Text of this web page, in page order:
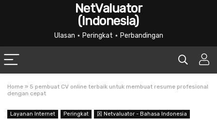
NetValuator
(Indonesia)
Ulasan ⋆ Peringkat ⋆ Perbandingan
Home » 5 pembuat CV online terbaik untuk membuat resume profesional
dengan cepat
Layanan Internet Peringkat 龱 Netvaluator - Bahasa Indonesia